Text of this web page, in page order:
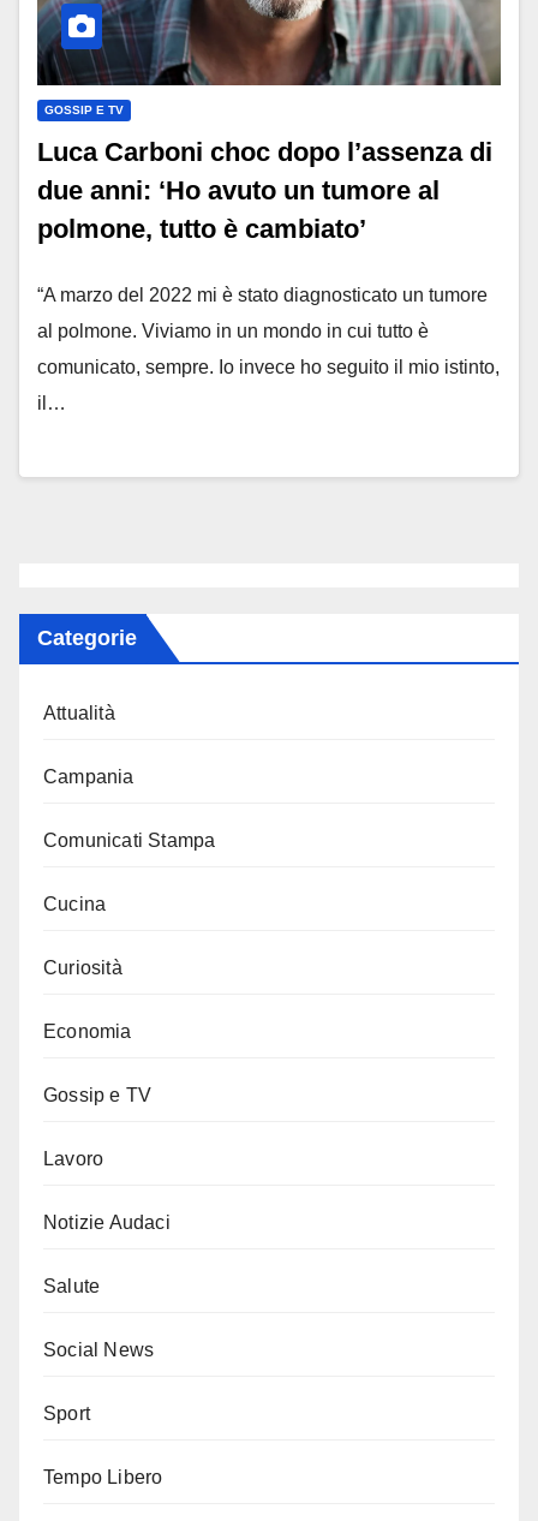
GOSSIP E TV
Luca Carboni choc dopo l’assenza di
due anni: ‘Ho avuto un tumore al
polmone, tutto è cambiato’
“A marzo del 2022 mi è stato diagnosticato un tumore
al polmone. Viviamo in un mondo in cui tutto è
comunicato, sempre. Io invece ho seguito il mio istinto,
il…
Categorie
Attualità
Campania
Comunicati Stampa
Cucina
Curiosità
Economia
Gossip e TV
Lavoro
Notizie Audaci
Salute
Social News
Sport
Tempo Libero